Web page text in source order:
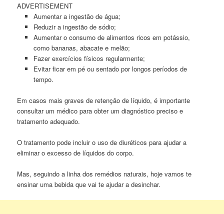
ADVERTISEMENT
Aumentar a ingestão de água;
Reduzir a ingestão de sódio;
Aumentar o consumo de alimentos ricos em potássio,
como bananas, abacate e melão;
Fazer exercícios físicos regularmente;
Evitar ficar em pé ou sentado por longos períodos de
tempo.
Em casos mais graves de retenção de líquido, é importante
consultar um médico para obter um diagnóstico preciso e
tratamento adequado.
O tratamento pode incluir o uso de diuréticos para ajudar a
eliminar o excesso de líquidos do corpo.
Mas, seguindo a linha dos remédios naturais, hoje vamos te
ensinar uma bebida que vai te ajudar a desinchar.